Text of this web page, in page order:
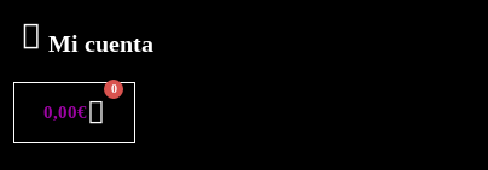
Mi cuenta
0,00€
0